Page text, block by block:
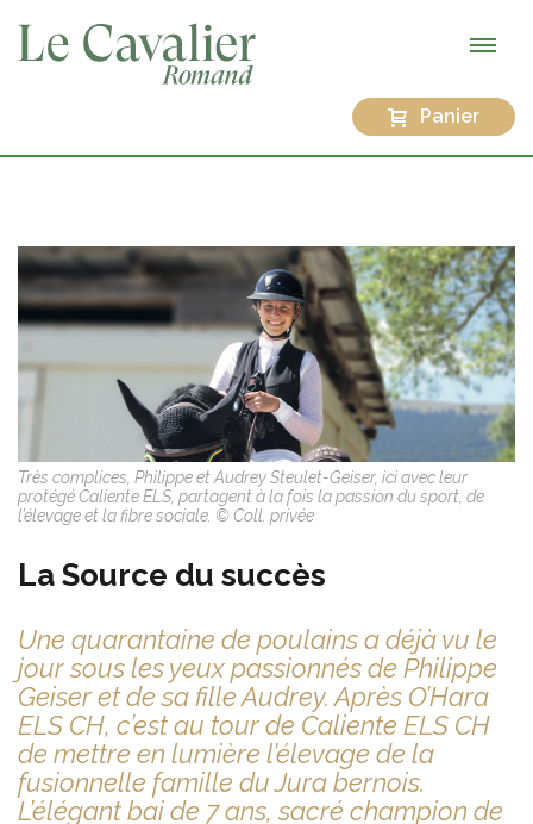
Panier
Très complices, Philippe et Audrey Steulet-Geiser, ici avec leur
protégé Caliente ELS, partagent à la fois la passion du sport, de
l’élevage et la fibre sociale. © Coll. privée
La Source du succès
Une quarantaine de poulains a déjà vu le
jour sous les yeux passionnés de Philippe
Geiser et de sa fille Audrey. Après O’Hara
ELS CH, c’est au tour de Caliente ELS CH
de mettre en lumière l’élevage de la
fusionnelle famille du Jura bernois.
L’élégant bai de 7 ans, sacré champion de